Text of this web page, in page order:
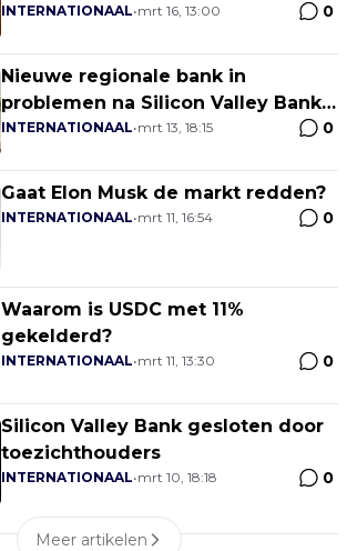
zijn na USDC-depeg
INTERNATIONAAL•mrt 16, 13:00 0
Nieuwe regionale bank in
problemen na Silicon Valley Bank,
aldus insider
INTERNATIONAAL•mrt 13, 18:15 0
Gaat Elon Musk de markt redden?
INTERNATIONAAL•mrt 11, 16:54 0
Waarom is USDC met 11%
gekelderd?
INTERNATIONAAL•mrt 11, 13:30 0
Silicon Valley Bank gesloten door
toezichthouders
INTERNATIONAAL•mrt 10, 18:18 0
Meer artikelen